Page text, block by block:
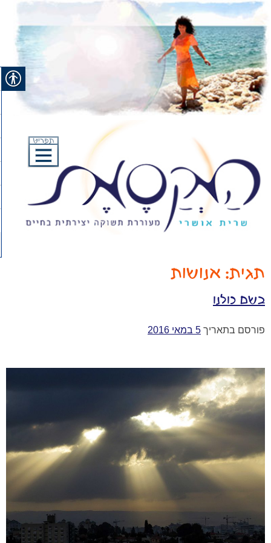
Skip
content
תגית: אנושות
בשם כולנו
פורסם בתאריך 5 במאי 2016